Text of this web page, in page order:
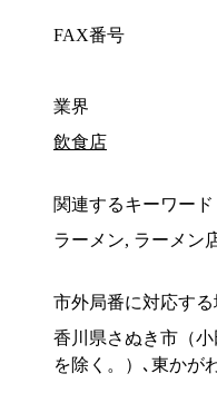
FAX番号
業界
飲食店
関連するキーワード
ラーメン, ラーメン
市外局番に対応す
香川県さぬき市（
を除く。）､東かが